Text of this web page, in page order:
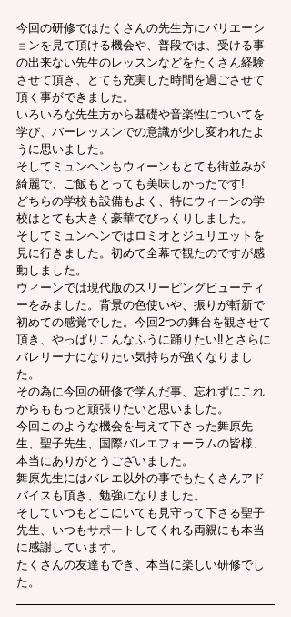
今回の研修ではたくさんの先生方にバリエーシ
ョンを見て頂ける機会や、普段では、受ける事
の出来ない先生のレッスンなどをたくさん経験
させて頂き、とても充実した時間を過ごさせて
頂く事ができました。
いろいろな先生方から基礎や音楽性についてを
学び、バーレッスンでの意識が少し変われたよ
うに思いました。
そしてミュンヘンもウィーンもとても街並みが
綺麗で、ご飯もとっても美味しかったです!
どちらの学校も設備もよく、特にウィーンの学
校はとても大きく豪華でびっくりしました。
そしてミュンヘンではロミオとジュリエットを
見に行きました。初めて全幕で観たのですが感
動しました。
ウィーンでは現代版のスリーピングビューティ
ーをみました。背景の色使いや、振りが斬新で
初めての感覚でした。今回2つの舞台を観させて
頂き、やっぱりこんなふうに踊りたい‼︎とさらに
バレリーナになりたい気持ちが強くなりまし
た。
その為に今回の研修で学んだ事、忘れずにこれ
からももっと頑張りたいと思いました。
今回このような機会を与えて下さった舞原先
生、聖子先生、国際バレエフォーラムの皆様、
本当にありがとうございました。
舞原先生にはバレエ以外の事でもたくさんアド
バイスも頂き、勉強になりました。
そしていつもどこにいても見守って下さる聖子
先生、いつもサポートしてくれる両親にも本当
に感謝しています。
たくさんの友達もでき、本当に楽しい研修でし
た。